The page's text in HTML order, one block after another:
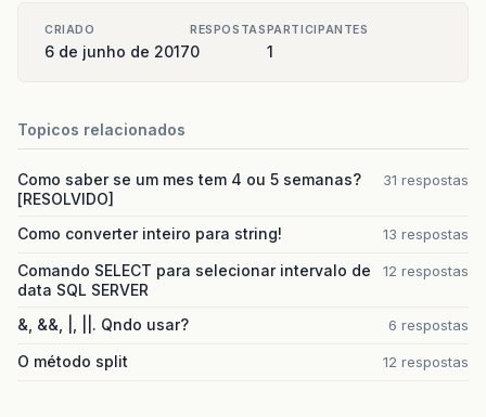
CRIADO
6 de junho de 2017
RESPOSTAS
0
PARTICIPANTES
1
Topicos relacionados
Como saber se um mes tem 4 ou 5 semanas?
[RESOLVIDO]
31 respostas
Como converter inteiro para string! 13 respostas
Comando SELECT para selecionar intervalo de
data SQL SERVER
12 respostas
&, &&, |, ||. Qndo usar? 6 respostas
O método split 12 respostas